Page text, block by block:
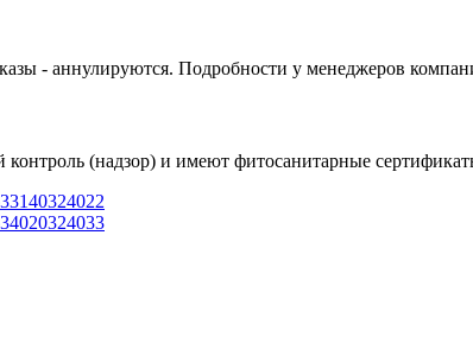
- аннулируются. Подробности у менеджеров
(надзор) и имеют фитосанитарные